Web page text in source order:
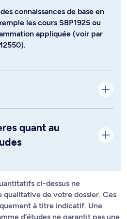
connaissances de base en
les cours SBP1925 ou
appliquée (voir par
quant au
ci-dessus ne
qualitative de votre dossier. Ces
à titre indicatif. Une
d’études ne garantit pas une